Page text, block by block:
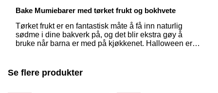
Bake Mumiebarer med tørket frukt og bokhvete
Tørket frukt er en fantastisk måte å få inn naturlig
sødme i dine bakverk på, og det blir ekstra gøy å
bruke når barna er med på kjøkkenet. Halloween er
bake Mumiebars med tørket frukt og bokhvete!
Se flere produkter